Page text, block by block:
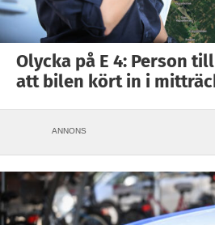
Olycka på E 4: Person
att bilen kört in i
ANNONS